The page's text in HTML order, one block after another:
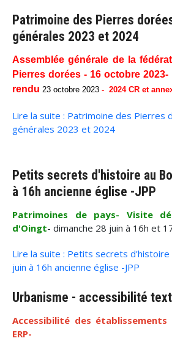
Patrimoine des Pierres
générales 2023 et 2024
Assemblée générale de la
Pierres dorées - 16 octobre
rendu 23 octobre 2023 - 2024 CR et
Lire la suite : Patrimoine des Pierres
générales 2023 et 2024
Petits secrets d'histoire au
à 16h ancienne église -JPP
Patrimoines de pays- Visite
d'Oingt- dimanche 28 juin à 16h et
Lire la suite : Petits secrets d'histoire
juin à 16h ancienne église -JPP
Urbanisme - accessibilité
Accessibilité des
ERP-